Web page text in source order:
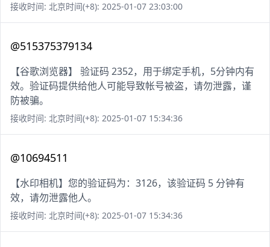
接收时间: 北京时间(+8): 2025-01-07 23:03:00
@515375379134
【谷歌浏览器】 验证码 2352，用于绑定手机，5分钟内有
效。验证码提供给他人可能导致帐号被盗，请勿泄露，谨
防被骗。
接收时间: 北京时间(+8): 2025-01-07 15:34:36
@10694511
【水印相机】您的验证码为：3126，该验证码 5 分钟有
效，请勿泄露他人。
接收时间: 北京时间(+8): 2025-01-07 15:34:36